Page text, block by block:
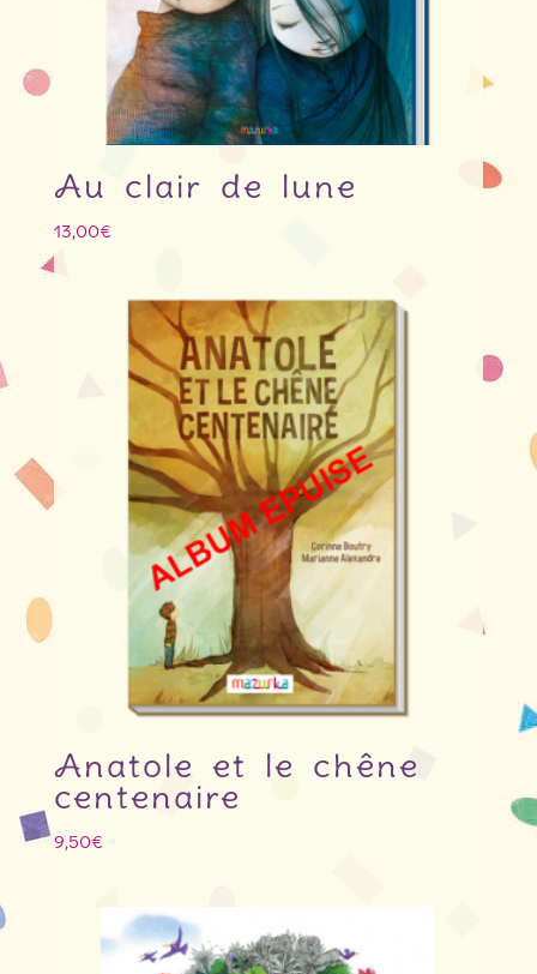
Au clair de lune
13,00€
Anatole et le chêne
centenaire
9,50€